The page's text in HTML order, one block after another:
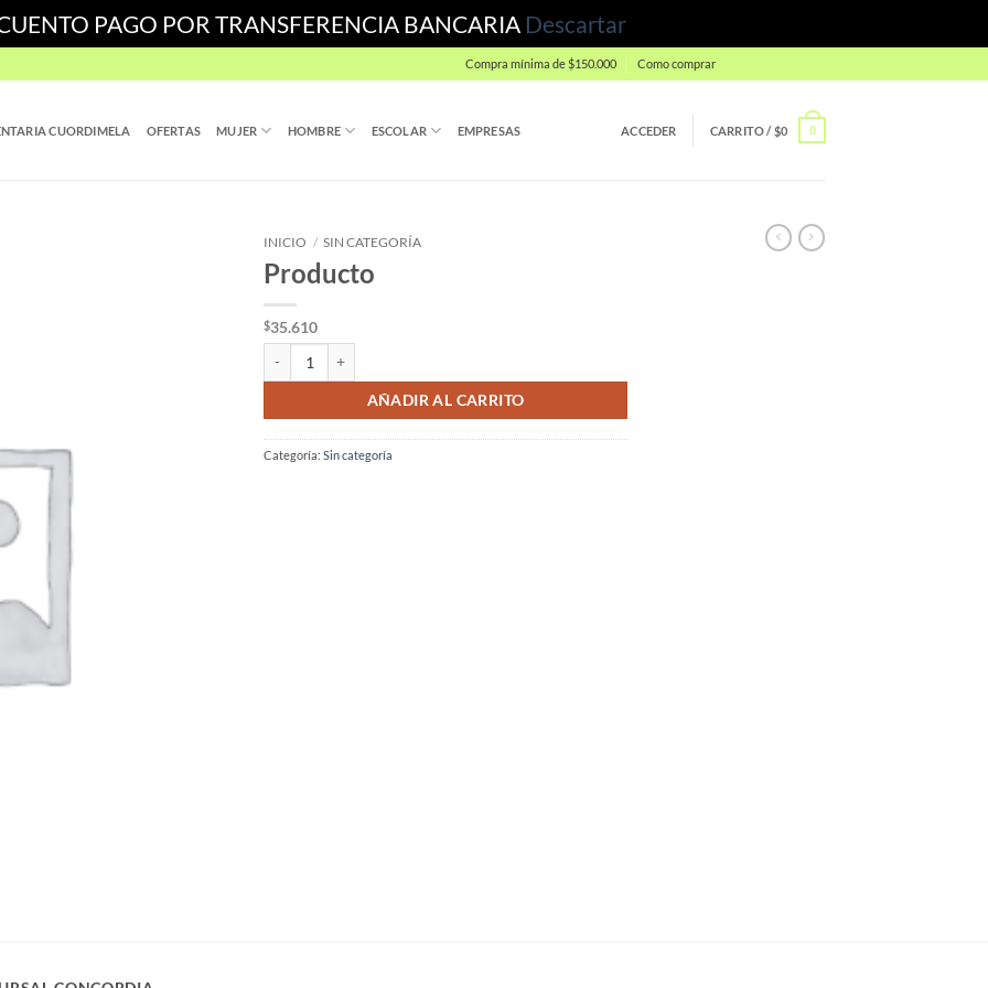
PAGO POR TRANSFERENCIA BANCARIA Descartar
Compra mínima de $150.000 Como comprar
CUORDIMELA OFERTAS MUJER HOMBRE ESCOLAR EMPRESAS ACCEDER CARRITO /$0 0
INICIO / SIN CATEGORÍA
Producto
$35.610
AÑADIR AL CARRITO
Categoría: Sin categoría